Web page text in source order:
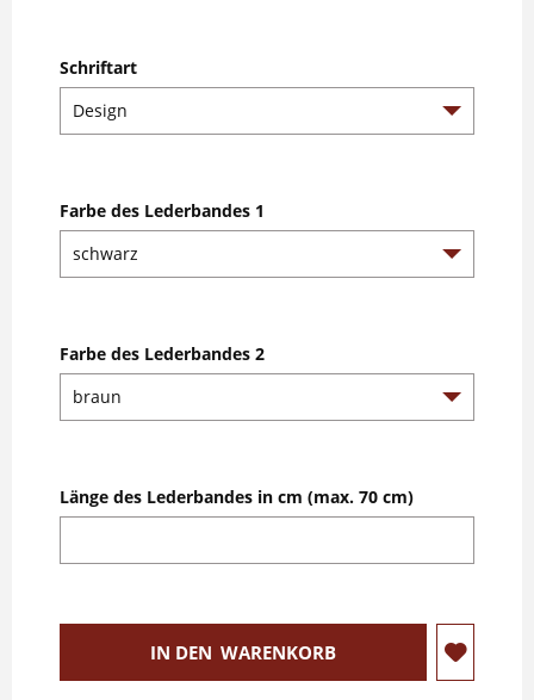
Schriftart
Farbe des Lederbandes 1
Farbe des Lederbandes 2
Länge des Lederbandes in cm (max. 70 cm)
IN DEN WARENKORB